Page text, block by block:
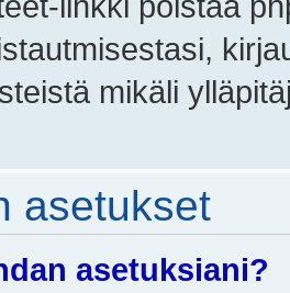
mikäli
asetukset
asetuksiani?